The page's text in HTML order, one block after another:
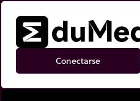
Conectarse